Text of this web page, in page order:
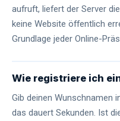
aufruft, liefert der Server
keine Website öffentlich
Grundlage jeder Online-
Wie registriere ich
Gib deinen Wunschnamen
das dauert Sekunden. Ist